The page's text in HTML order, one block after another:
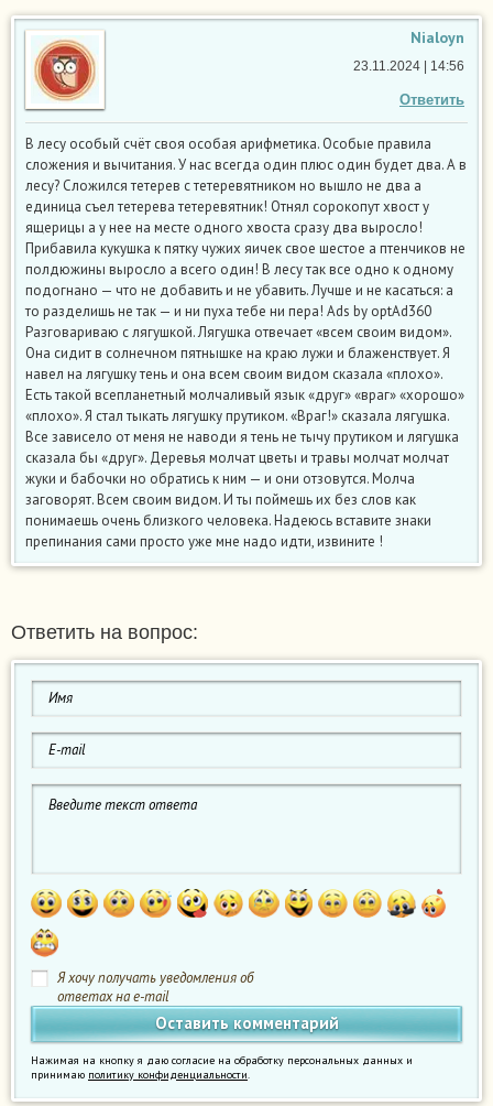
Nialoyn
Ответить
23.11.2024 | 14:56
В лесу особый счёт своя особая арифметика. Особые правила
сложения и вычитания. У нас всегда один плюс один будет два. А в
лесу? Сложился тетерев с тетеревятником но вышло не два а
единица съел тетерева тетеревятник! Отнял сорокопут хвост у
ящерицы а у нее на месте одного хвоста сразу два выросло!
Прибавила кукушка к пятку чужих яичек свое шестое а птенчиков не
полдюжины выросло а всего один! В лесу так все одно к одному
подогнано — что не добавить и не убавить. Лучше и не касаться: а
то разделишь не так — и ни пуха тебе ни пера! Ads by optAd360
Разговариваю с лягушкой. Лягушка отвечает «всем своим видом».
Она сидит в солнечном пятнышке на краю лужи и блаженствует. Я
навел на лягушку тень и она всем своим видом сказала «плохо».
Есть такой всепланетный молчаливый язык «друг» «враг» «хорошо»
«плохо». Я стал тыкать лягушку прутиком. «Враг!» сказала лягушка.
Все зависело от меня не наводи я тень не тычу прутиком и лягушка
сказала бы «друг». Деревья молчат цветы и травы молчат молчат
жуки и бабочки но обратись к ним — и они отзовутся. Молча
заговорят. Всем своим видом. И ты поймешь их без слов как
понимаешь очень близкого человека. ​Надеюсь вставите знаки
препинания сами просто уже мне надо идти, извините !
Ответить на вопрос:
Я хочу получать уведомления об
ответах на e-mail
Нажимая на кнопку я даю согласие на обработку персональных данных и
принимаю политику конфиденциальности